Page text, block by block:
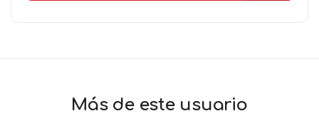
Más de este usuario